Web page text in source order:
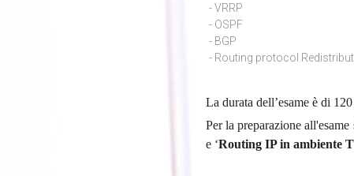
- VRRP
- OSPF
- BGP
- Routing protocol
La durata dell’esame è di
Per la preparazione
e ‘Routing IP in ambiente